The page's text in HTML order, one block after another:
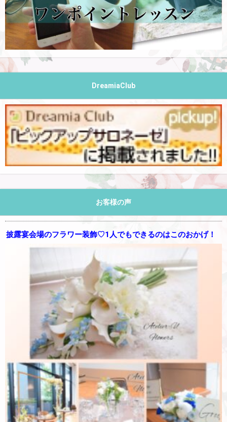
DreamiaClub
お客様の声
披露宴会場のフラワー装飾♡1人でもできるのはこのおかげ！